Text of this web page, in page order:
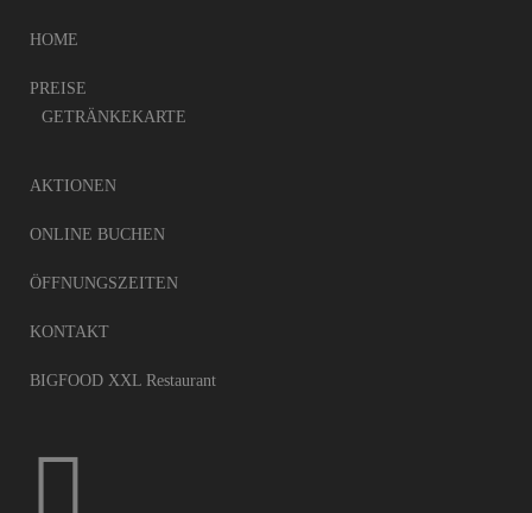
HOME
PREISE
GETRÄN­KE­KARTE
AKTIO­NEN
ONLINE BUCHEN
ÖFFNUNGS­ZEI­TEN
KONTAKT
BIGFOOD XXL Restaurant